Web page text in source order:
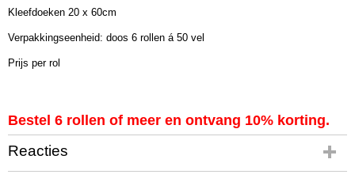
Afmetingen (l,b,h)
Kleefdoeken 20 x 60cm
Verpakkingseenheid: doos 6 rollen á 50 vel
Prijs per rol
Bestel 6 rollen of meer en ontvang 10% korting.
Reacties